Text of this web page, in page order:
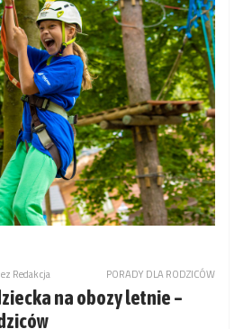
Redakcja PORADY DLA RODZICÓW
na obozy letnie –